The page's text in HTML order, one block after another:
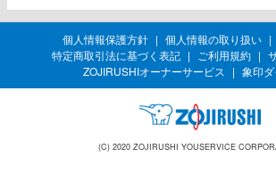
個人情報保護方針 個人情報の取り扱い
特定商取引法に基づく表記
ご利用規約
ZOJIRUSHIオーナーサービス
象印ダ
(C) 2020 ZOJIRUSHI YOUSERVICE